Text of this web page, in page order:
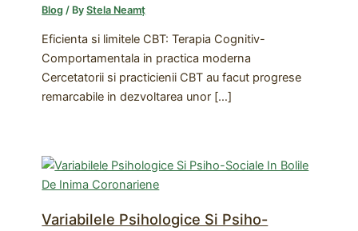
Blog / ByStela Neamț
Eficienta si limitele CBT: Terapia Cognitiv-
Comportamentala in practica moderna
Cercetatorii si practicienii CBT au facut progrese
remarcabile in dezvoltarea unor […]
Variabilele Psihologice Si Psiho-